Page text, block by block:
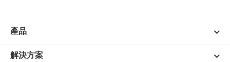
產品
解決方案